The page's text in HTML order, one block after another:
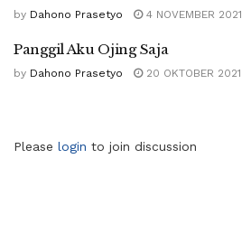
by Dahono Prasetyo 4 NOVEMBER 2021
Panggil Aku Ojing Saja
by Dahono Prasetyo 20 OKTOBER 2021
Please login to join discussion